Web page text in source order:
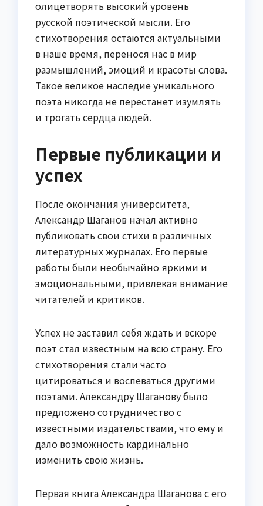
олицетворять высокий уровень
русской поэтической мысли. Его
стихотворения остаются актуальными
в наше время, перенося нас в мир
размышлений, эмоций и красоты слова.
Такое великое наследие уникального
поэта никогда не перестанет изумлять
и трогать сердца людей.
Первые публикации и
успех
После окончания университета,
Александр Шаганов начал активно
публиковать свои стихи в различных
литературных журналах. Его первые
работы были необычайно яркими и
эмоциональными, привлекая внимание
читателей и критиков.
Успех не заставил себя ждать и вскоре
поэт стал известным на всю страну. Его
стихотворения стали часто
цитироваться и воспеваться другими
поэтами. Александру Шаганову было
предложено сотрудничество с
известными издательствами, что ему и
дало возможность кардинально
изменить свою жизнь.
Первая книга Александра Шаганова с его